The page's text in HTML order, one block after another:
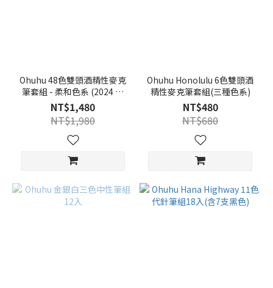
Ohuhu 48色雙頭酒精性麥克
筆套組 - 柔和色系 (2024 新
包裝)
NT$1,480
NT$1,980
Ohuhu Honolulu 6色雙頭酒
精性麥克筆套組(三種色系)
NT$480
NT$680